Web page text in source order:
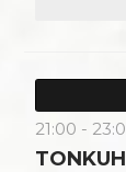
21:00 -